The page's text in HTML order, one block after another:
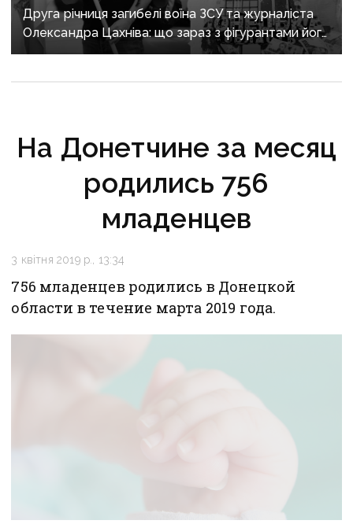
Друга річниця загибелі воїна ЗСУ та журналіста
Олександра Цахніва: що зараз з фігурантами його
розслідувань
На Донетчине за месяц
родились 756
младенцев
3 квітня 2019 р., 13:34
756 младенцев родились в Донецкой
области в течение марта 2019 года.